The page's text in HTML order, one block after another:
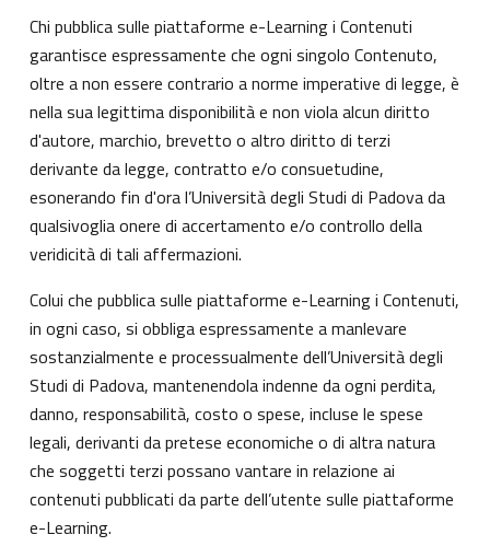
Chi pubblica sulle piattaforme e-Learning i Contenuti
garantisce espressamente che ogni singolo Contenuto,
oltre a non essere contrario a norme imperative di legge, è
nella sua legittima disponibilità e non viola alcun diritto
d'autore, marchio, brevetto o altro diritto di terzi
derivante da legge, contratto e/o consuetudine,
esonerando fin d'ora l’Università degli Studi di Padova da
qualsivoglia onere di accertamento e/o controllo della
veridicità di tali affermazioni.
Colui che pubblica sulle piattaforme e-Learning i Contenuti,
in ogni caso, si obbliga espressamente a manlevare
sostanzialmente e processualmente dell’Università degli
Studi di Padova, mantenendola indenne da ogni perdita,
danno, responsabilità, costo o spese, incluse le spese
legali, derivanti da pretese economiche o di altra natura
che soggetti terzi possano vantare in relazione ai
contenuti pubblicati da parte dell’utente sulle piattaforme
e-Learning.